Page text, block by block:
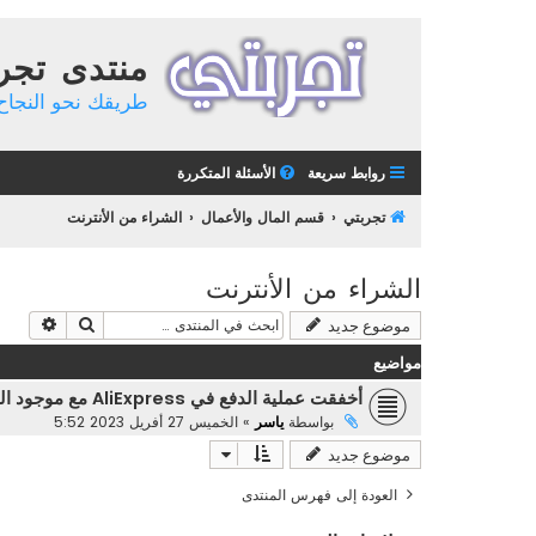
منتدى
طريقك نحو النجاح
روابط سريعة الأسئلة المتكررة
تجربتي قسم المال والأعمال الشراء من الأنترنت
الشراء من الأنترنت
موضوع جديد بحث
مواضيع
أخفقت عملية الدفع في AliExpress مع موجود المال في البطاقة
بواسطة ياسر » الخميس 27 أفريل 2023 5:52
موضوع جديد
العودة إلى فهرس المنتدى